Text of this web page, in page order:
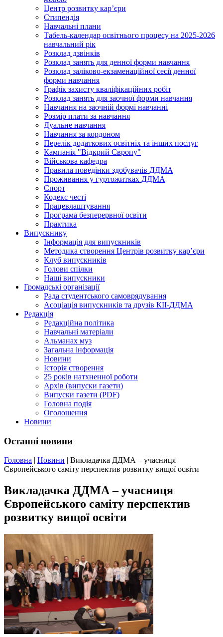
Центр розвитку кар’єри
Стипендія
Навчальні плани
Табель-календар освітнього процесу на 2025-2026
навчальний рік
Розклад дзвінків
Розклад занять для денної форми навчання
Розклад заліково-екзаменаційної сесії денної
форми навчання
Графік захисту кваліфікаційних робіт
Розклад занять для заочної форми навчання
Навчання на заочній формі навчанні
Розмір плати за навчання
Дуальне навчання
Навчання за кордоном
Перелік додаткових освітніх та інших послуг
Кампанія "Відкрий Європу"
Військова кафедра
Правила поведінки здобувачів ДДМА
Проживання у гуртожитках ДДМА
Спорт
Кодекс честі
Працевлаштування
Програма безперервної освіти
Практика
Випускнику
Інформація для випускників
Методика створення Центрів розвитку кар’єри
Клуб випускників
Голови спілки
Наші випускники
Громадські організації
Рада студентського самоврядування
Асоціація випускників та друзів КІІ-ДДМА
Редакція
Редакційна політика
Навчальні матеріали
Альманах муз
Загальна інформація
Новини
Історія створення
25 років натхненної роботи
Архів (випуски газети)
Випуски газети (PDF)
Головна подія
Оголошення
Новини
Останні новини
Головна | Новини | Викладачка ДДМА – учасниця
Європейського саміту перспектив розвитку вищої освіти
Викладачка ДДМА – учасниця
Європейського саміту перспектив
розвитку вищої освіти